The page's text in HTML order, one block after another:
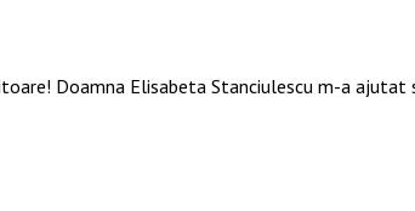
Doamna Elisabeta Stanciulescu m-a